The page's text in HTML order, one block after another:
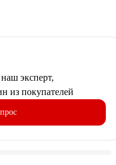
эксперт,
из покупателей